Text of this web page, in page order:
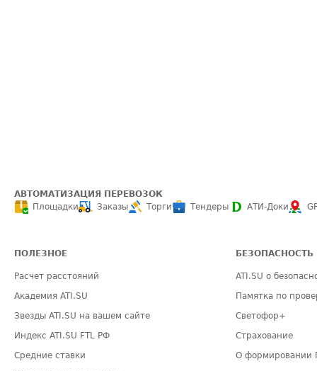
АВТОМАТИЗАЦИЯ ПЕРЕВОЗОК
Площадки
Заказы Торги Тендеры АТИ-Доки
ПОЛЕЗНОЕ
Расчет расстояний
Академия ATI.SU
Звезды ATI.SU на вашем сайте
Индекс ATI.SU FTL РФ
Средние ставки
БЕЗОПАСНОСТЬ
ATI.SU о
Памятка по
Светофор+
Страхование
О формировании